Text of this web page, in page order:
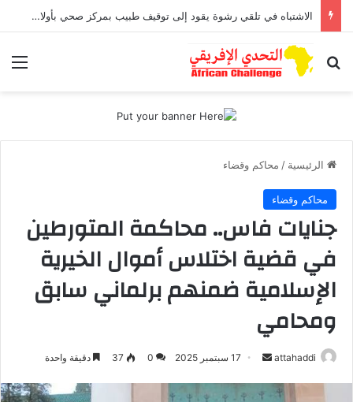
الاشتباه في تلقي رشوة يقود إلى توقيف طبيب بمركز صحي بأولاد افرج
بحث عن
الرئيسية / محاكم وقضاء
محاكم وقضاء
جنايات فاس.. محاكمة المتورطين
في قضية اختلاس أموال الخيرية
الإسلامية‎ ضمنهم برلماني سابق
ومحامي
attahaddi
س
17 سبتمبر 2025 0
37 دقيقة واحدة